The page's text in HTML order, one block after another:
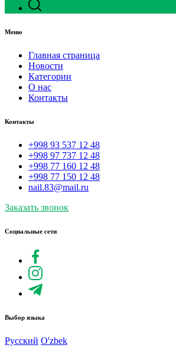
Меню
Главная страница
Новости
Категории
О нас
Контакты
Контакты
+998 93 537 12 48
+998 97 737 12 48
+998 77 160 12 48
+998 77 150 12 48
nail.83@mail.ru
Заказать звонок
Социальные сети
Выбор языка
Русский O'zbek